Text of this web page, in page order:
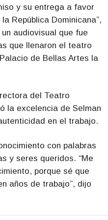
y su entrega a favor
República Dominicana”,
audiovisual que fue
que llenaron el teatro
de Bellas Artes la
del Teatro
la excelencia de Selman
en el trabajo.
con palabras
y seres queridos. “Me
porque sé que
años de trabajo”, dijo